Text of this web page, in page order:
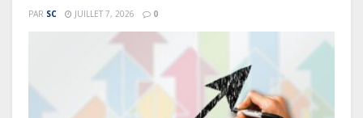
PAR SC JUILLET 7, 2026 0